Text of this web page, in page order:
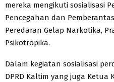
mereka mengikuti sosialisasi
Pencegahan dan
Peredaran Gelap Narkotika,
Psikotropika.
Dalam kegiatan sosialisasi
DPRD Kaltim yang juga Ketua